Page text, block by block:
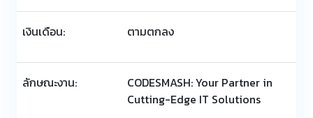
เงินเดือน: ตามตกลง
ลักษณะงาน:
CODESMASH: Your Partner in
Cutting-Edge IT Solutions